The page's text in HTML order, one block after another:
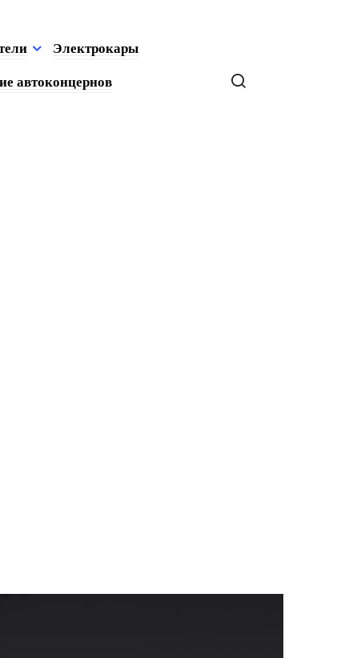
Электрокары
автоконцернов